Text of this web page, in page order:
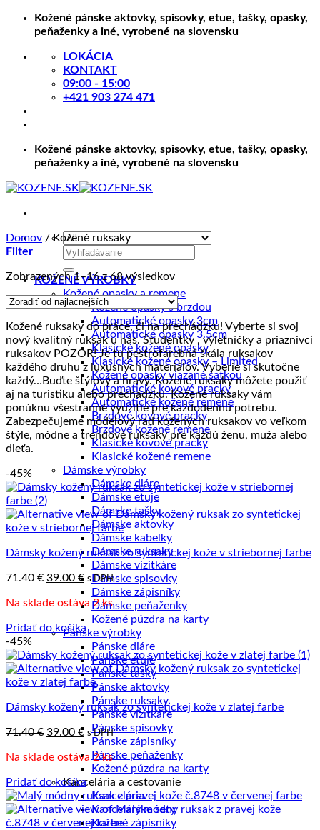
Skip
Kožené pánske aktovky, spisovky, etue, tašky, opasky,
peňaženky a iné, vyrobené na slovensku
LOKÁCIA
KONTAKT
09:00 - 15:00
+421 903 274 471
Kožené pánske aktovky, spisovky, etue, tašky, opasky,
peňaženky a iné, vyrobené na slovensku
Hľadať:
KOŽENÉ VÝROBKY
Kožené opasky a remene
Kožené opasky s brzdou
Automatické opasky 3cm
Automatické opasky 3.5cm
Klasické kožené opasky
Klasické kožené opasky – Limited
Kožené opasky viazané šatkou
Automatické kovové pracky
Automatické kožené remene
Brzdové kovové pracky
Brzdové kožené remene
Klasické kovové pracky
Klasické kožené remene
Dámske výrobky
Dámske diáre
Dámske etuje
Dámske tašky
Dámske aktovky
Dámske kabelky
Dámske ruksaky
Dámske vizitkáre
Dámske spisovky
Dámske zápisníky
Dámske peňaženky
Kožené púzdra na karty
Pánske výrobky
Pánske diáre
Pánske etuje
Pánske tašky
Pánske aktovky
Pánske ruksaky
Pánske vizitkáre
Pánske spisovky
Pánske zápisníky
Pánske peňaženky
Kožené púzdra na karty
Kancelária a cestovanie
Kancelária
Kancelárske sety
Kožené zápisníky
Domov /Kožené ruksaky
Filter
Zobrazených 1–16 z 68 výsledkovZoradené
podľa
ceny:
od
najnižšej
po
najvyššiu
Kožené ruksaky do práce, či na prechádzku! Vyberte si svoj
nový kvalitný ruksak u nás. Študentky , výletníčky a priaznivci
ruksakov POZOR! Je tu pestrofarebná škála ruksakov
každého druhu z luxusných materiálov. Vyberie si skutočne
každý…Buďte štýlový a hravý. Kožené ruksaky môžete použiť
aj na turistiku alebo prechádzku. Kožené ruksaky vám
ponúknu všestranné využitie pre každodennú potrebu.
Zabezpečujeme modelový rad kožených ruksakov vo veľkom
štýle, módne a trendové ruksaky pre každú ženu, muža alebo
dieťa.
-45%
Dámsky kožený ruksak zo syntetickej kože v striebornej farbe
71.40€ Pôvodná
bola:
71.40 €.
39.00 €Aktuálna
cena
je:
39.00 €.
s DPH
Na sklade ostáva 2 ks
Pridať do košíka
-45%
Dámsky kožený ruksak zo syntetickej kože v zlatej farbe
71.40€ Pôvodná
bola:
71.40 €.
39.00 €Aktuálna
cena
je:
39.00 €.
s DPH
Na sklade ostáva 2 ks
Pridať do košíka